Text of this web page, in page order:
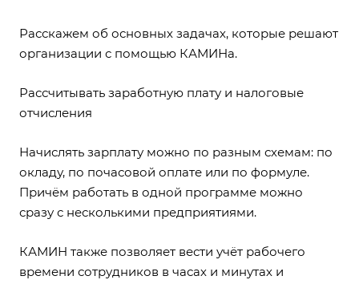
Расскажем об основных задачах, которые решают
организации с помощью КАМИНа.
Рассчитывать заработную плату и налоговые
отчисления
Начислять зарплату можно по разным схемам: по
окладу, по почасовой оплате или по формуле.
Причём работать в одной программе можно
сразу с несколькими предприятиями.
КАМИН также позволяет вести учёт рабочего
времени сотрудников в часах и минутах и